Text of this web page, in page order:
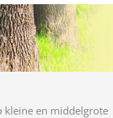
en middelgrote